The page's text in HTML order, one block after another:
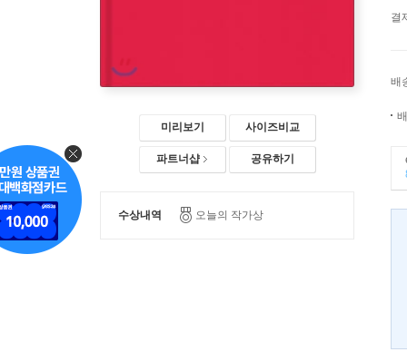
미리보기 사이즈비교
파트너샵 공유하기
수상내역 오늘의 작가상
결
배